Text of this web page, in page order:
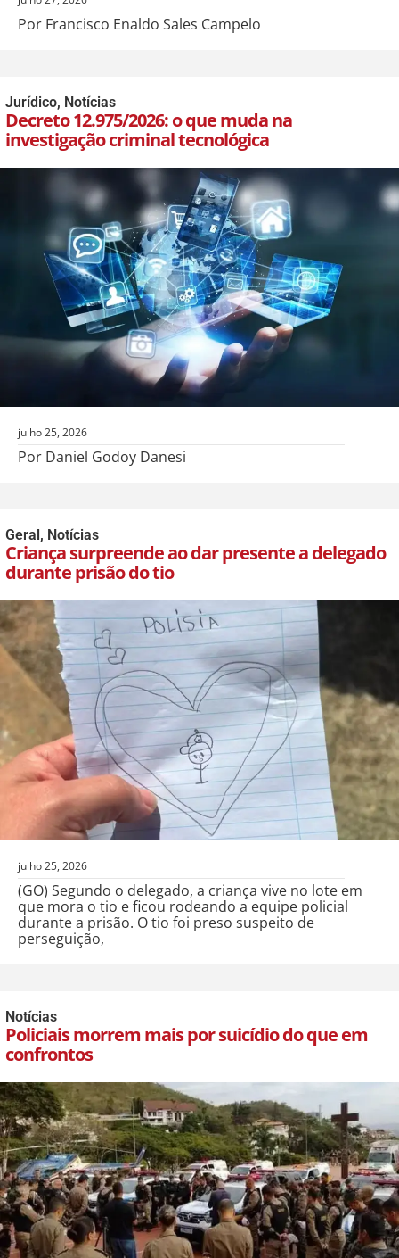
Por Francisco Enaldo Sales Campelo
Jurídico, Notícias
Decreto 12.975/2026: o que muda na
investigação criminal tecnológica
julho 25, 2026
Por Daniel Godoy Danesi
Geral , Notícias
Criança surpreende ao dar presente a delegado
durante prisão do tio
julho 25, 2026
(GO) Segundo o delegado, a criança vive no lote em
que mora o tio e ficou rodeando a equipe policial
durante a prisão. O tio foi preso suspeito de
perseguição,
Notícias
Policiais morrem mais por suicídio do que em
confrontos